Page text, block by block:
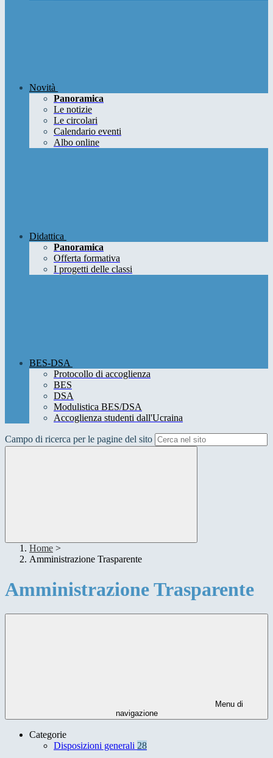
Novità
Panoramica
Le notizie
Le circolari
Calendario eventi
Albo online
Didattica
Panoramica
Offerta formativa
I progetti delle classi
BES-DSA
Protocollo di accoglienza
BES
DSA
Modulistica BES/DSA
Accoglienza studenti dall'Ucraina
Campo di ricerca per le pagine del sito
Home >
Amministrazione Trasparente
Amministrazione Trasparente
Menu di
navigazione
Categorie
Disposizioni generali 28